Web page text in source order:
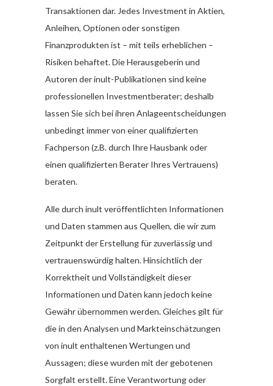
Transaktionen dar. Jedes Investment in Aktien,
Anleihen, Optionen oder sonstigen
Finanzprodukten ist – mit teils erheblichen –
Risiken behaftet. Die Herausgeberin und
Autoren der inult-Publikationen sind keine
professionellen Investmentberater; deshalb
lassen Sie sich bei ihren Anlageentscheidungen
unbedingt immer von einer qualifizierten
Fachperson (z.B. durch Ihre Hausbank oder
einen qualifizierten Berater Ihres Vertrauens)
beraten.
Alle durch inult veröffentlichten Informationen
und Daten stammen aus Quellen, die wir zum
Zeitpunkt der Erstellung für zuverlässig und
vertrauenswürdig halten. Hinsichtlich der
Korrektheit und Vollständigkeit dieser
Informationen und Daten kann jedoch keine
Gewähr übernommen werden. Gleiches gilt für
die in den Analysen und Markteinschätzungen
von inult enthaltenen Wertungen und
Aussagen; diese wurden mit der gebotenen
Sorgfalt erstellt. Eine Verantwortung oder